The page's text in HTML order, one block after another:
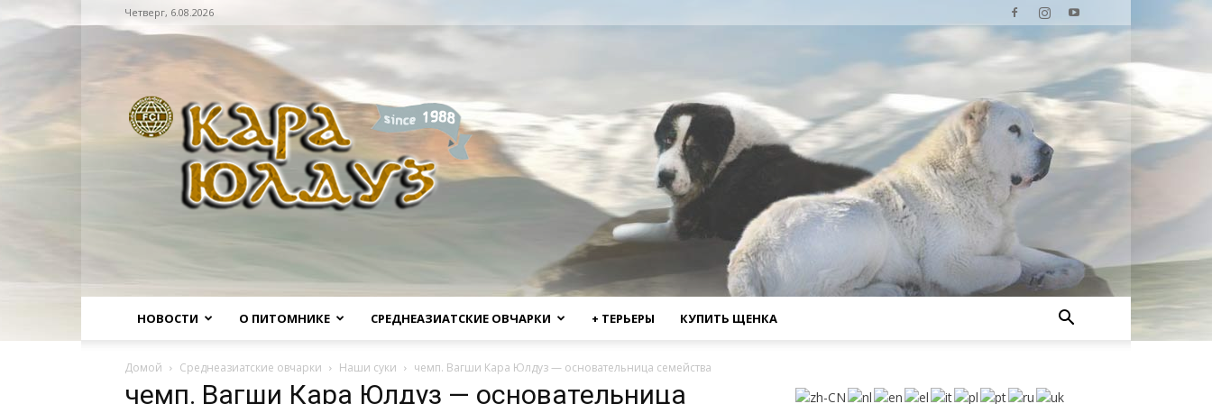
Четверг, 6.08.2026
НОВОСТИ О ПИТОМНИКЕ СРЕДНЕАЗИАТСКИЕ ОВЧАРКИ + ТЕРЬЕРЫ КУПИТЬ ЩЕНКА
Домой Среднеазиатские овчарки Наши суки чемп. Вагши Кара Юлдуз — основательница семейства
чемп. Вагши Кара Юлдуз — основательница